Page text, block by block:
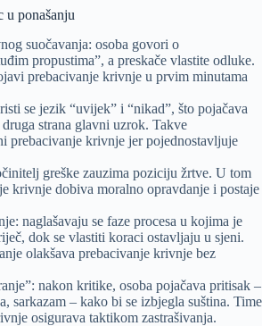
u ponašanju
suočavanja: osoba govori o
propustima”, a preskače vlastite odluke.
prebacivanje krivnje u prvim minutama
se jezik “uvijek” i “nikad”, što pojačava
strana glavni uzrok. Takve
prebacivanje krivnje jer pojednostavljuje
greške zauzima poziciju žrtve. U tom
krivnje dobiva moralno opravdanje i postaje
naglašavaju se faze procesa u kojima je
dok se vlastiti koraci ostavljaju u sjeni.
olakšava prebacivanje krivnje bez
nakon kritike, osoba pojačava pritisak –
sarkazam – kako bi se izbjegla suština. Time
osigurava taktikom zastrašivanja.